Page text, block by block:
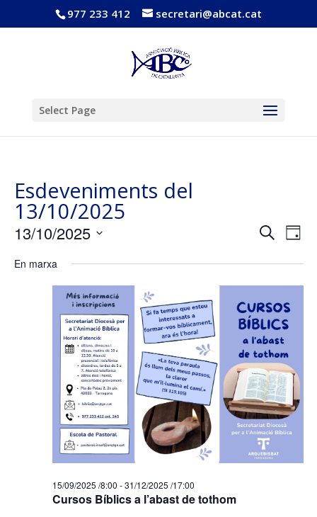
977 233 412 secretari@abcat.cat
Select Page
Esdeveniments del
13/10/2025
visual
i
cerca
Cerca
de
Dia
13/10/2025
una
En marxa
Cursos Bíblics a l’abast de tothom
15/09/2025 /8:00 -31/12/2025 /17:00